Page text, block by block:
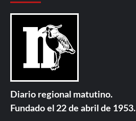
Diario regional matutino.
Fundado el 22 de abril de 1953.